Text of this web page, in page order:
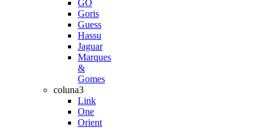
GO
Goris
Guess
Hassu
Jaguar
Marques
&
Gomes
coluna3
Link
One
Orient